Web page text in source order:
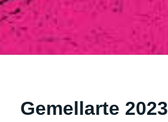
Gemellarte 2023